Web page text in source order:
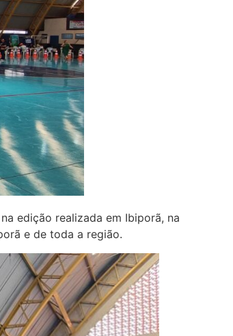
edição realizada em Ibiporã, na
e de toda a região.